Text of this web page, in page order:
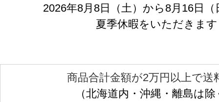
2026年8月8日（土）から8月16日
夏季休暇をいただきます
商品合計金額が2万円以上で送
（北海道内・沖縄・離島は